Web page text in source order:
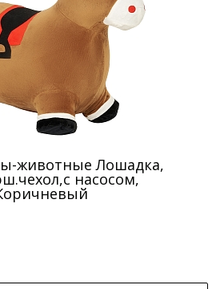
животные Лошадка,
насосом,